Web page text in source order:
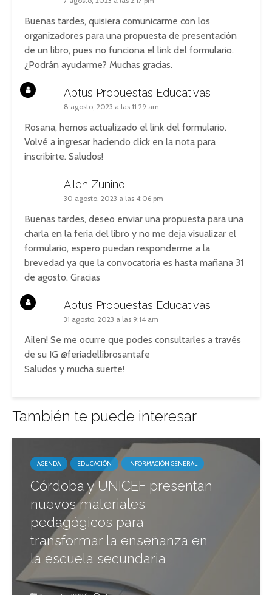
Buenas tardes, quisiera comunicarme con los
organizadores para una propuesta de presentación
de un libro, pues no funciona el link del formulario.
¿Podrán ayudarme? Muchas gracias.
Aptus Propuestas Educativas
8 agosto, 2023 a las 11:29 am
Rosana, hemos actualizado el link del formulario.
Volvé a ingresar haciendo click en la nota para
inscribirte. Saludos!
Ailen Zunino
30 agosto, 2023 a las 4:06 pm
Buenas tardes, deseo enviar una propuesta para una
charla en la feria del libro y no me deja visualizar el
formulario, espero puedan responderme a la
brevedad ya que la convocatoria es hasta mañana 31
de agosto. Gracias
Aptus Propuestas Educativas
31 agosto, 2023 a las 9:14 am
Ailen! Se me ocurre que podes consultarles a través
de su IG @feriadellibrosantafe
Saludos y mucha suerte!
También te puede interesar
AGENDA EDUCACIÓN INFORMACIÓN GENERAL
Córdoba y UNICEF presentan
nuevos materiales
pedagógicos para
transformar la enseñanza en
la escuela secundaria